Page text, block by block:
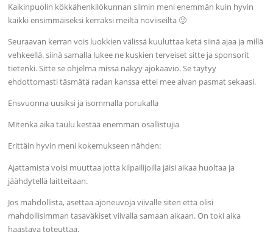
Kaikinpuolin kökkähenkilökunnan silmin meni enemmän kuin hyvin
kaikki ensimmäiseksi kerraksi meiltä noviiseilta 🙂
Seuraavan kerran vois luokkien välissä kuuluttaa ketä siinä ajaa ja millä
vehkeellä. siinä samalla lukee ne kuskien terveiset sitte ja sponsorit
tietenki. Sitte se ohjelma missä näkyy ajokaavio. Se täytyy
ehdottomasti täsmätä radan kanssa ettei mee aivan pasmat sekaasi.
Ensvuonna uusiksi ja isommalla porukalla
Mitenkä aika taulu kestää enemmän osallistujia
Erittäin hyvin meni kokemukseen nähden:
Ajattamista voisi muuttaa jotta kilpailijoilla jäisi aikaa huoltaa ja
jäähdytellä laitteitaan.
Jos mahdollista, asettaa ajoneuvoja viivalle siten että olisi
mahdollisimman tasaväkiset viivalla samaan aikaan. On toki aika
haastava toteuttaa.